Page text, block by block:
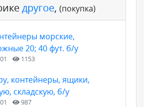
другое, (покупка)
морские,
20; 40 фут. б/у
1153
контейнеры, ящики,
складскую, б/у
987